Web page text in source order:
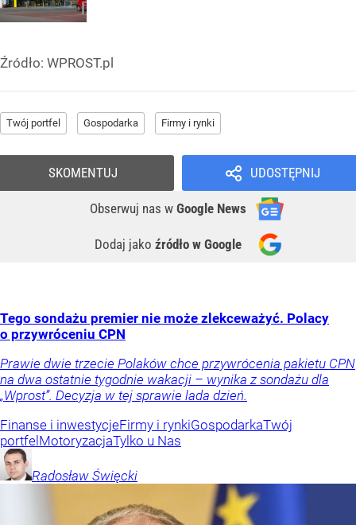
Źródło: WPROST.pl
Twój portfel Gospodarka Firmy i rynki
UDOSTĘPNIJ
Obserwuj nas w Google News
Dodaj jako źródło w Google
SKOMENTUJ
Tego sondażu premier nie może zlekceważyć. Polacy
o przywróceniu CPN
Prawie dwie trzecie Polaków chce przywrócenia pakietu CPN
na dwa ostatnie tygodnie wakacji – wynika z sondażu dla
„Wprost”. Decyzja w tej sprawie lada dzień.
Finanse i inwestycjeFirmy i rynkiGospodarkaTwój
portfel MotoryzacjaTylko u Nas
Radosław Święcki